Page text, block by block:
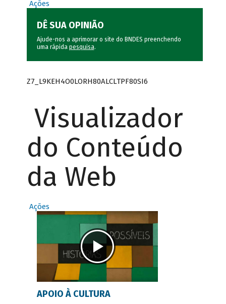
Ações
DÊ SUA OPINIÃO
Ajude-nos a aprimorar o site do BNDES preenchendo
uma rápida pesquisa.
Z7_L9KEH4O0LORH80ALCLTPF80SI6
Visualizador
do Conteúdo
da Web
Ações
APOIO À CULTURA